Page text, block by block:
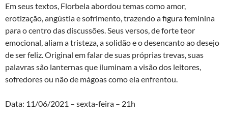
Em seus textos, Florbela abordou temas como amor,
erotização, angústia e sofrimento, trazendo a figura feminina
para o centro das discussões. Seus versos, de forte teor
emocional, aliam a tristeza, a solidão e o desencanto ao desejo
de ser feliz. Original em falar de suas próprias trevas, suas
palavras são lanternas que iluminam a visão dos leitores,
sofredores ou não de mágoas como ela enfrentou.
Data: 11/06/2021 – sexta-feira – 21h